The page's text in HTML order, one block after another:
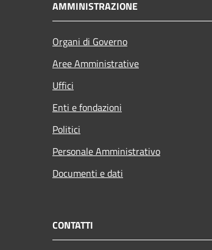
AMMINISTRAZIONE
Organi di Governo
Aree Amministrative
Uffici
Enti e fondazioni
Politici
Personale Amministrativo
Documenti e dati
CONTATTI